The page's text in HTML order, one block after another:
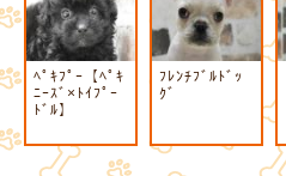
ﾍﾟｷﾌﾟｰ【ﾍﾟｷ
ﾆｰｽﾞ×ﾄｲﾌﾟｰ
ﾄﾞﾙ】
ﾌﾚﾝﾁﾌﾞﾙﾄﾞｯ
ｸﾞ